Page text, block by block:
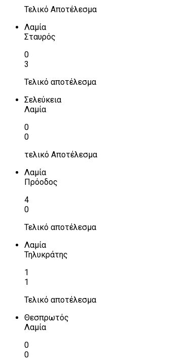
Τελικό Αποτέλεσμα
Λαμία
Σταυρός
0
3
Τελικό αποτέλεσμα
Σελεύκεια
Λαμία
0
0
τελικό Αποτέλεσμα
Λαμία
Πρόοδος
4
0
Τελικό αποτέλεσμα
Λαμία
Τηλυκράτης
1
1
Τελικό αποτέλεσμα
Θεσπρωτός
Λαμία
0
0